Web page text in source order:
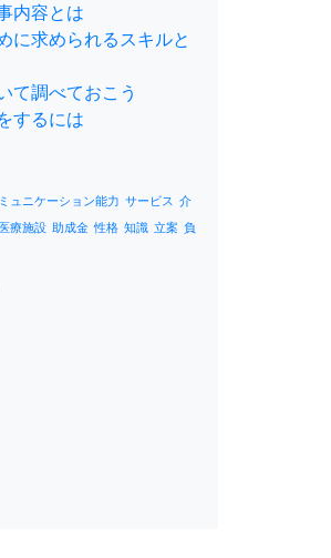
内容とは
に求められるスキルと
て調べておこう
するには
ュニケーション能力 サービス 介
療施設 助成金 性格 知識 立案 負